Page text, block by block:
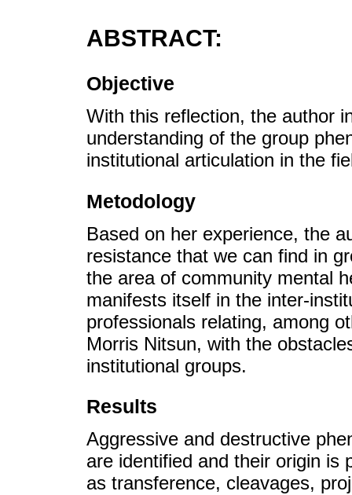
ABSTRACT:
Objective
With this reflection, the author
understanding of the group
institutional articulation in the
Metodology
Based on her experience, the
resistance that we can find in
the area of community mental
manifests itself in the inter-
professionals relating, among
Morris Nitsun, with the
institutional groups.
Results
Aggressive and destructive
are identified and their origin is
as transference, cleavages,